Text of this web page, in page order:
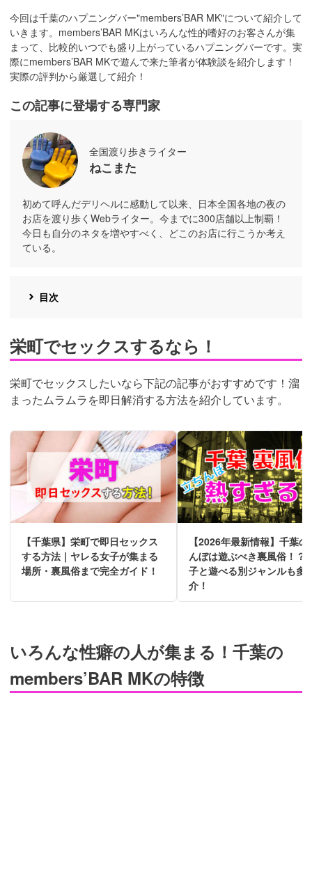
今回は千葉のハプニングバー"members’BAR MK"について紹介して
いきます。members’BAR MKはいろんな性的嗜好のお客さんが集
まって、比較的いつでも盛り上がっているハプニングバーです。実
際にmembers’BAR MKで遊んで来た筆者が体験談を紹介します！
実際の評判から厳選して紹介！
この記事に登場する専門家
全国渡り歩きライター
ねこまた
初めて呼んだデリヘルに感動して以来、日本全国各地の夜の
お店を渡り歩くWebライター。今までに300店舗以上制覇！
今日も自分のネタを増やすべく、どこのお店に行こうか考え
ている。
目次
栄町でセックスするなら！
栄町でセックスしたいなら下記の記事がおすすめです！溜
まったムラムラを即日解消する方法を紹介しています。
【千葉県】栄町で即日セックス
する方法｜ヤレる女子が集まる
場所・裏風俗まで完全ガイド！
【2026年最新情報】千葉の
んぼは遊ぶべき裏風俗！？
子と遊べる別ジャンルも多
介！
いろんな性癖の人が集まる！千葉の
members’BAR MKの特徴